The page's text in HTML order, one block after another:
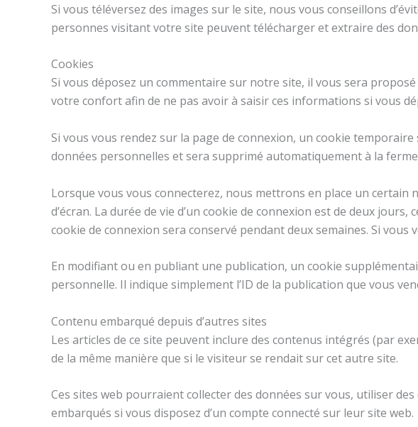
Si vous téléversez des images sur le site, nous vous conseillons
personnes visitant votre site peuvent télécharger et extraire des
Cookies
Si vous déposez un commentaire sur notre site, il vous sera
votre confort afin de ne pas avoir à saisir ces informations si vous
Si vous vous rendez sur la page de connexion, un cookie
données personnelles et sera supprimé automatiquement à la
Lorsque vous vous connecterez, nous mettrons en place un
d’écran. La durée de vie d’un cookie de connexion est de deux jours,
cookie de connexion sera conservé pendant deux semaines. Si
En modifiant ou en publiant une publication, un cookie
personnelle. Il indique simplement l’ID de la publication que vous
Contenu embarqué depuis d’autres sites
Les articles de ce site peuvent inclure des contenus intégrés (par
de la même manière que si le visiteur se rendait sur cet autre site.
Ces sites web pourraient collecter des données sur vous, utiliser
embarqués si vous disposez d’un compte connecté sur leur site web.